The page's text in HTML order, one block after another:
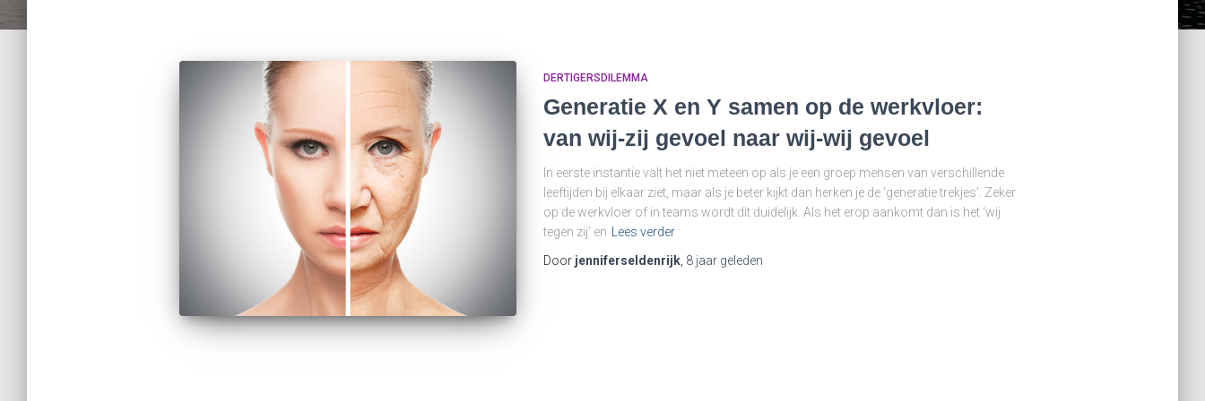
DERTIGERSDILEMMA
Generatie X en Y samen op de werkvloer:
van wij-zij gevoel naar wij-wij gevoel
In eerste instantie valt het niet meteen op als je een groep mensen van verschillende
leeftijden bij elkaar ziet, maar als je beter kijkt dan herken je de ‘generatie trekjes’. Zeker
op de werkvloer of in teams wordt dit duidelijk. Als het erop aankomt dan is het ‘wij
tegen zij’ en
Lees verder
Door jenniferseldenrijk, 8 jaargeleden